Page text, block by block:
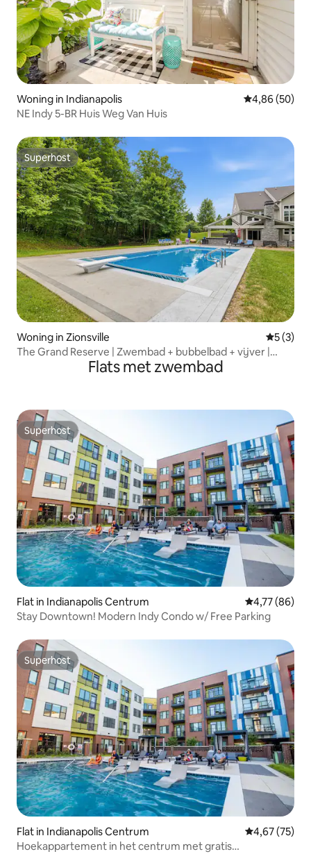
Woning in Indianapolis Gemiddelde
4,86 (50)
NE Indy 5-BR Huis Weg Van Huis
Superhost
Superhost
Woning in Zionsville
5 (3)
The Grand Reserve | Zwembad + bubbelbad + vijver |
Flats met zwembad
Superhost
Superhost
Flat in Indianapolis Centrum Gemiddelde
4,77 (86)
Stay Downtown! Modern Indy Condo w/ Free Parking
Superhost
Superhost
Flat in Indianapolis Centrum Gemiddelde
4,67 (75)
Hoekappartement in het centrum met gratis